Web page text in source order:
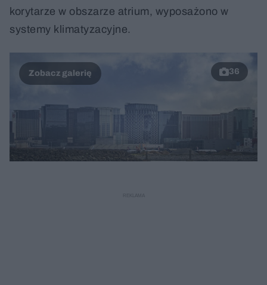
korytarze w obszarze atrium, wyposażono w
systemy klimatyzacyjne.
36